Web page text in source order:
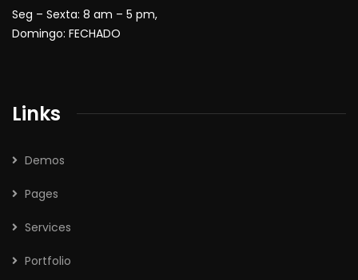
Seg – Sexta: 8 am – 5 pm,
Domingo: FECHADO
Links
Demos
Pages
Services
Portfolio